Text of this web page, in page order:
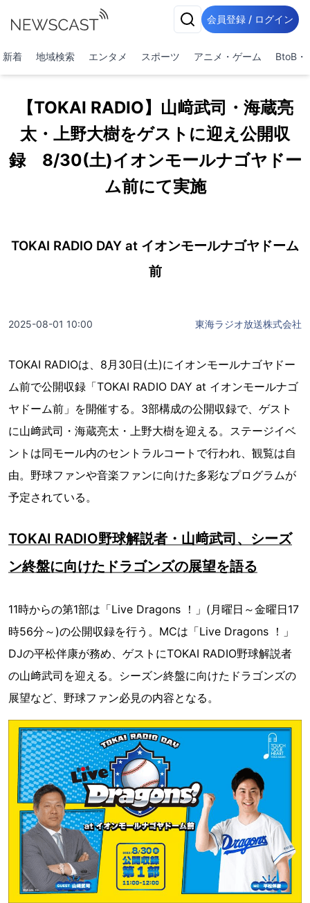
会員登録 / ログイン
新着 地域検索 エンタメ スポーツ アニメ・ゲーム BtoB・
【TOKAI RADIO】山﨑武司・海蔵亮
太・上野大樹をゲストに迎え公開収
録 8/30(土)イオンモールナゴヤドー
ム前にて実施
TOKAI RADIO DAY at イオンモールナゴヤドーム
前
2025-08-01 10:00 東海ラジオ放送株式会社
TOKAI RADIOは、8月30日(土)にイオンモールナゴヤドー
ム前で公開収録「TOKAI RADIO DAY at イオンモールナゴ
ヤドーム前」を開催する。3部構成の公開収録で、ゲスト
に山﨑武司・海蔵亮太・上野大樹を迎える。ステージイベ
ントは同モール内のセントラルコートで行われ、観覧は自
由。野球ファンや音楽ファンに向けた多彩なプログラムが
予定されている。
TOKAI RADIO野球解説者・山﨑武司、シーズ
ン終盤に向けたドラゴンズの展望を語る
11時からの第1部は「Live Dragons ！」(月曜日～金曜日17
時56分～)の公開収録を行う。MCは「Live Dragons ！」
DJの平松伴康が務め、ゲストにTOKAI RADIO野球解説者
の山﨑武司を迎える。シーズン終盤に向けたドラゴンズの
展望など、野球ファン必見の内容となる。